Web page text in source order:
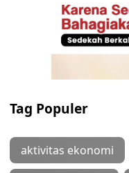
Tag Populer
aktivitas ekonomi